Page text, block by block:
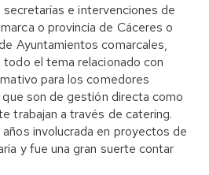
e intervenciones de
o provincia de Cáceres o
Ayuntamientos comarcales,
el tema relacionado con
para los comedores
son de gestión directa como
trabajan a través de catering.
involucrada en proyectos de
y fue una gran suerte contar